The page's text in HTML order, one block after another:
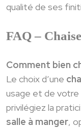
qualité de ses
FAQ –
Comment bien
Le choix d’une
usage et de votre
privilégiez la
salle à manger,